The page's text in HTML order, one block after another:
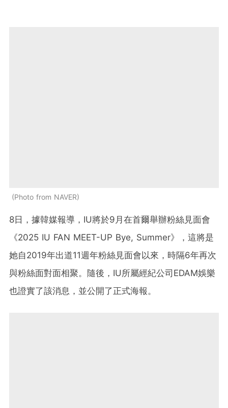
Photo from NAVER
8日，據韓媒報導，IU將於9月在首爾舉辦粉絲見面會
《2025 IU FAN MEET-UP Bye, Summer》，這將是
她自2019年出道11週年粉絲見面會以來，時隔6年再次
與粉絲面對面相聚。隨後，IU所屬經紀公司EDAM娛樂
也證實了該消息，並公開了正式海報。